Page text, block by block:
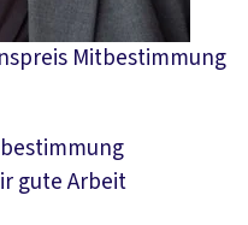
Mitbestimmung
gute Arbeit